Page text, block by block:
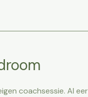
coachsessie. Al